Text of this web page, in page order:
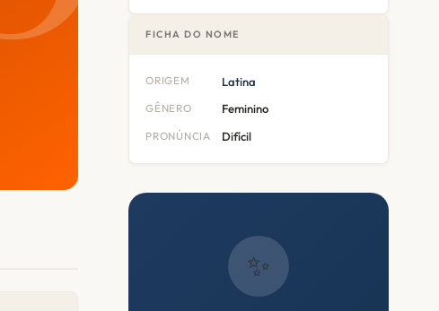
FICHA DO NOME
ORIGEM Latina
GÊNERO Feminino
PRONÚNCIA Difícil
✨